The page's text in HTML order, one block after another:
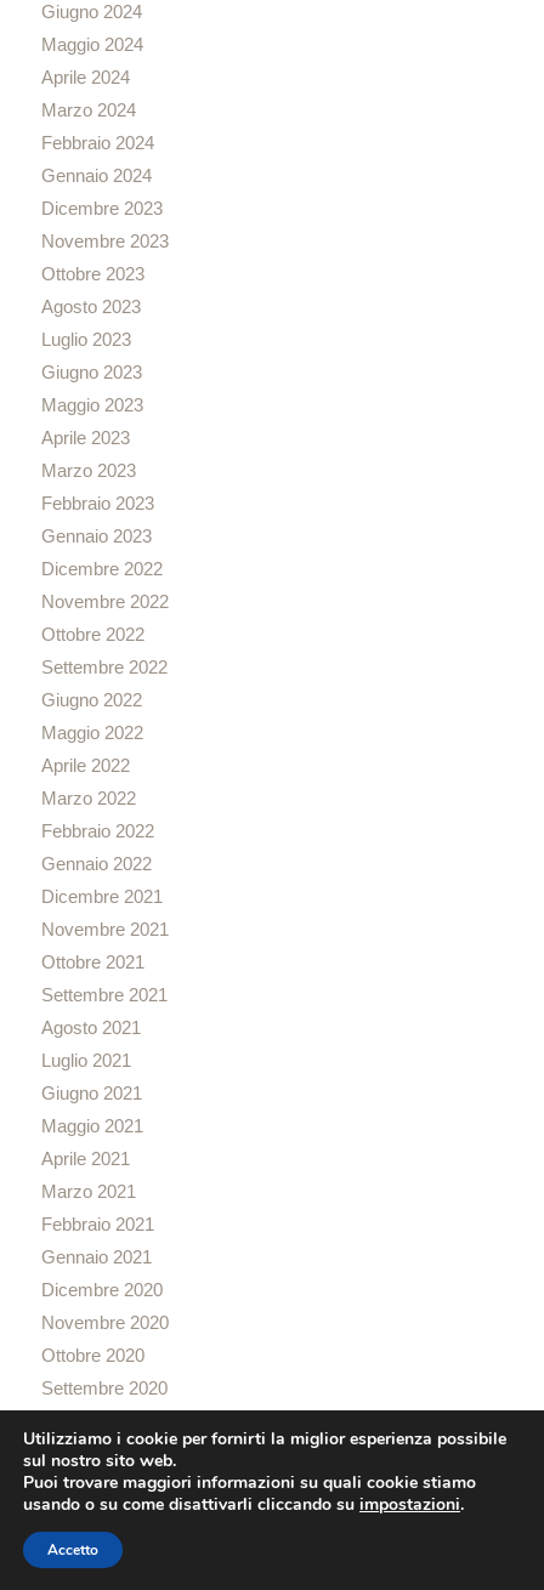
Giugno 2024
Maggio 2024
Aprile 2024
Marzo 2024
Febbraio 2024
Gennaio 2024
Dicembre 2023
Novembre 2023
Ottobre 2023
Agosto 2023
Luglio 2023
Giugno 2023
Maggio 2023
Aprile 2023
Marzo 2023
Febbraio 2023
Gennaio 2023
Dicembre 2022
Novembre 2022
Ottobre 2022
Settembre 2022
Giugno 2022
Maggio 2022
Aprile 2022
Marzo 2022
Febbraio 2022
Gennaio 2022
Dicembre 2021
Novembre 2021
Ottobre 2021
Settembre 2021
Agosto 2021
Luglio 2021
Giugno 2021
Maggio 2021
Aprile 2021
Marzo 2021
Febbraio 2021
Gennaio 2021
Dicembre 2020
Novembre 2020
Ottobre 2020
Settembre 2020
Luglio 2020
Giugno 2020
Aprile 2020
Utilizziamo i cookie per fornirti la miglior esperienza possibile
sul nostro sito web.
Puoi trovare maggiori informazioni su quali cookie stiamo
usando o su come disattivarli cliccando su impostazioni.
Accetto